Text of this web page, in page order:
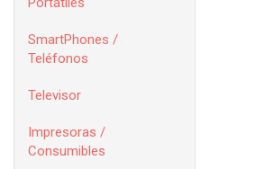
SmartPhones /
Teléfonos
Televisor
Impresoras /
Consumibles